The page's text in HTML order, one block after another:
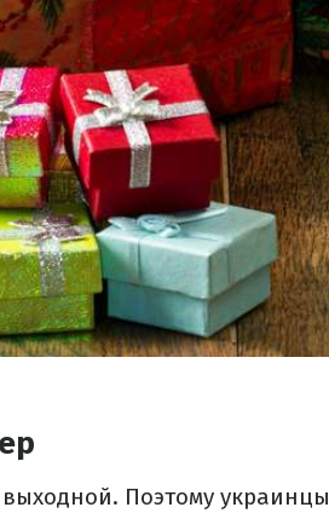
Поэтому украинцы